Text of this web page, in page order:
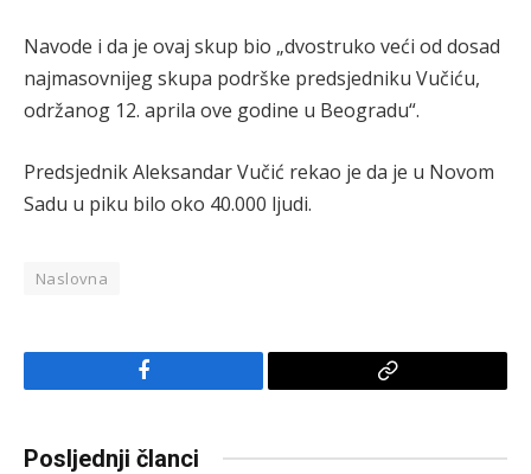
Navode i da je ovaj skup bio „dvostruko veći od dosad
najmasovnijeg skupa podrške predsjedniku Vučiću,
održanog 12. aprila ove godine u Beogradu“.
Predsjednik Aleksandar Vučić rekao je da je u Novom
Sadu u piku bilo oko 40.000 ljudi.
Naslovna
Facebook
Copy
Posljednji članci